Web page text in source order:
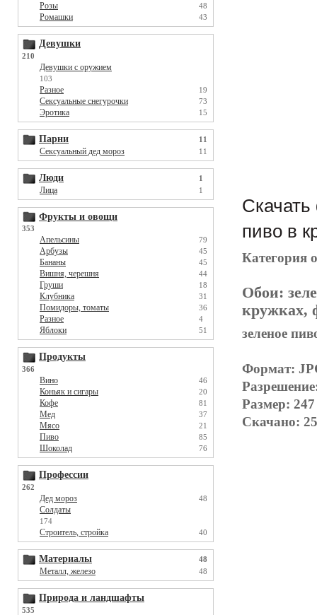
Розы 48
Ромашки 43
Девушки
210
Девушки с оружием
103
Разное 19
Сексуальные снегурочки 73
Эротика 15
Парни 11
Сексуальный дед мороз 11
Люди 1
Лица 1
Фрукты и овощи
353
Апельсины 79
Арбузы 45
Бананы 45
Вишня, черешня 44
Груши 18
Клубника 31
Помидоры, томаты 36
Разное 4
Яблоки 51
Продукты
366
Вино 46
Коньяк и сигары 20
Кофе 81
Мед 37
Мясо 21
Пиво 85
Шоколад 76
Профессии
262
Дед мороз 48
Солдаты
174
Строитель, стройка 40
Материалы 48
Металл, железо 48
Природа и ландшафты
535
Скачать
пиво в
Категория
Обои:
кружках,
зеленое
Формат:
Размер:
Скачано: